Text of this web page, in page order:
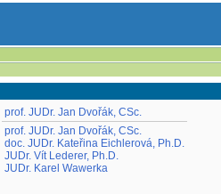
prof. JUDr. Jan Dvořák, CSc.
prof. JUDr. Jan Dvořák, CSc.
doc. JUDr. Kateřina Eichlerová, Ph.D.
JUDr. Vít Lederer, Ph.D.
JUDr. Karel Wawerka